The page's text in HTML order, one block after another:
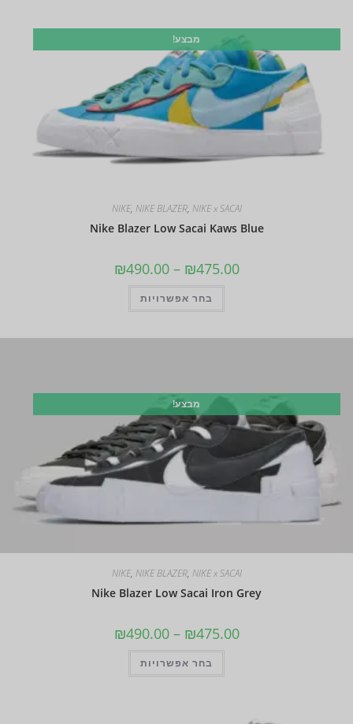
מבצע!
NIKE, NIKE BLAZER, NIKE x SACAI
Nike Blazer Low Sacai Kaws Blue
₪475.00
–
₪490.00
בחר אפשרויות
מבצע!
NIKE, NIKE BLAZER, NIKE x SACAI
Nike Blazer Low Sacai Iron Grey
₪475.00
–
₪490.00
בחר אפשרויות